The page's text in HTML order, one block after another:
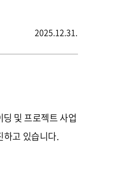
2025.12.31.
및 프로젝트 사업
하고 있습니다.